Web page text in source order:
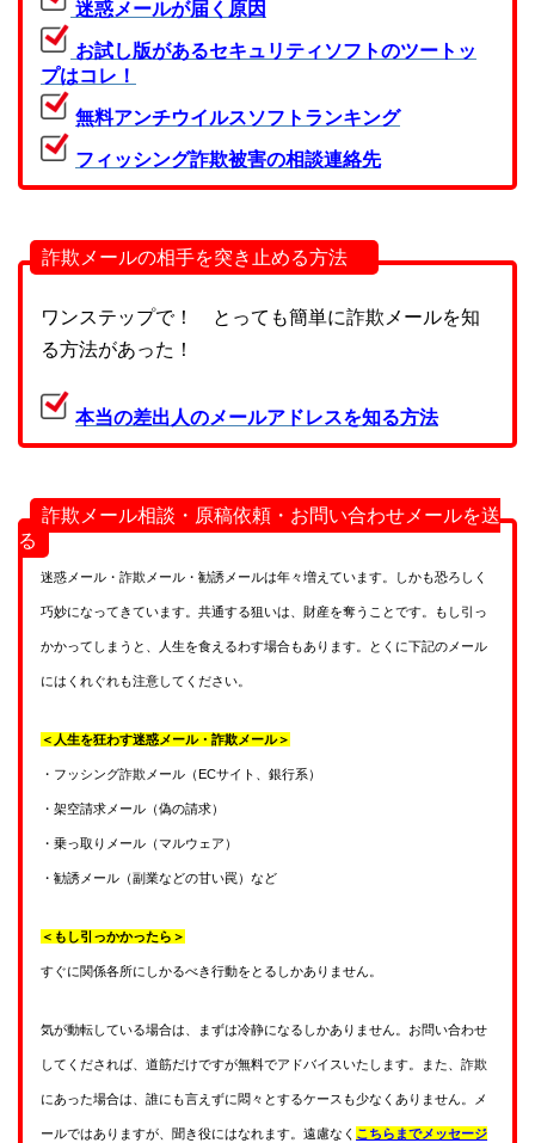
迷惑メールが届く原因
お試し版があるセキュリティソフトのツートッ
プはコレ！
無料アンチウイルスソフトランキング
フィッシング詐欺被害の相談連絡先
詐欺メールの相手を突き止める方法
ワンステップで！ とっても簡単に詐欺メールを知
る方法があった！
本当の差出人のメールアドレスを知る方法
詐欺メール相談・原稿依頼・お問い合わせメールを送
る
迷惑メール・詐欺メール・勧誘メールは年々増えています。しかも恐ろしく
巧妙になってきています。共通する狙いは、財産を奪うことです。もし引っ
かかってしまうと、人生を食えるわす場合もあります。とくに下記のメール
にはくれぐれも注意してください。
＜人生を狂わす迷惑メール・詐欺メール＞
・フッシング詐欺メール（ECサイト、銀行系）
・架空請求メール（偽の請求）
・乗っ取りメール（マルウェア）
・勧誘メール（副業などの甘い罠）など
＜もし引っかかったら＞
すぐに関係各所にしかるべき行動をとるしかありません。
気が動転している場合は、まずは冷静になるしかありません。お問い合わせ
してくだされば、道筋だけですが無料でアドバイスいたします。また、詐欺
にあった場合は、誰にも言えずに悶々とするケースも少なくありません。メ
ールではありますが、聞き役にはなれます。遠慮なく こちらまでメッセージ